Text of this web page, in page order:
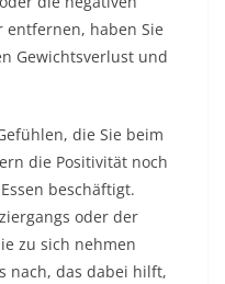
entfernen, haben Sie
Gewichtsverlust und
die Sie beim
die Positivität noch
beschäftigt.
oder der
zu sich nehmen
nach, das dabei hilft,